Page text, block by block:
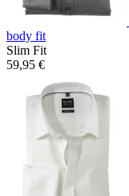
body fit
Slim Fit
59,95 €